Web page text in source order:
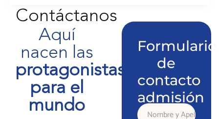
Contáctanos
Aquí
nacen las
protagonistas
para el
mundo
Formulario
de
contacto
admisión
Nombre